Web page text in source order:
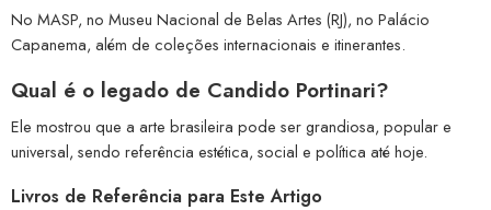
No MASP, no Museu Nacional de Belas Artes (RJ), no Palácio
Capanema, além de coleções internacionais e itinerantes.
Qual é o legado de Candido Portinari?
Ele mostrou que a arte brasileira pode ser grandiosa, popular e
universal, sendo referência estética, social e política até hoje.
Livros de Referência para Este Artigo